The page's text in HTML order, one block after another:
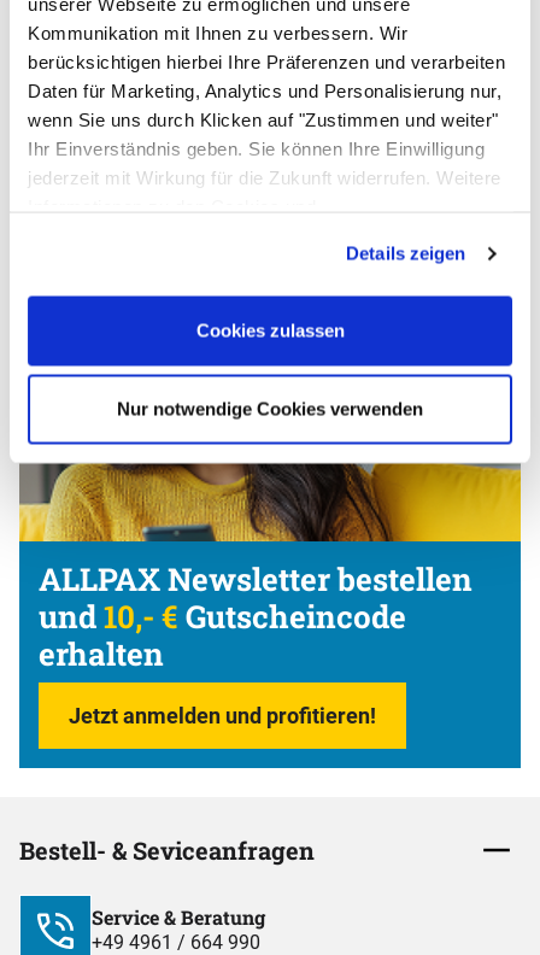
Kommunikation mit Ihnen zu verbessern. Wir
berücksichtigen hierbei Ihre Präferenzen und verarbeiten
Daten für Marketing, Analytics und Personalisierung nur,
wenn Sie uns durch Klicken auf "Zustimmen und weiter"
Ihr Einverständnis geben. Sie können Ihre Einwilligung
jederzeit mit Wirkung für die Zukunft widerrufen. Weitere
Details zeigen
Cookies zulassen
Nur notwendige Cookies verwenden
Das könnte Ihnen ebenfalls gefallen
Artikel überspringen
Gastronormbehälter Zwischensteg
mit Feder
4,75€
ALLPAX Newsletter bestellen
und10,- € Gutscheincode
erhalten
Jetzt anmelden und profitieren!
Bestell- & Seviceanfragen
Service & Beratung
+49 4961 / 664 990